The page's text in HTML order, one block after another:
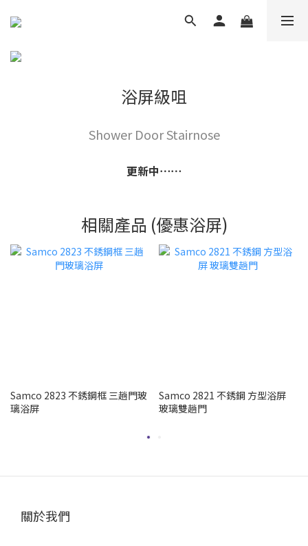
浴屏級咀
Shower Door Stairnose
更新中⋯⋯
相關產品 (優惠浴屏)
Samco 2823 不銹鋼框 三趟門玻
璃浴屏
Samco 2821 不銹鋼 方型浴屏
玻璃雙趟門
關於我們